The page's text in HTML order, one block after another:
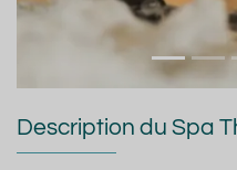
Description du Spa